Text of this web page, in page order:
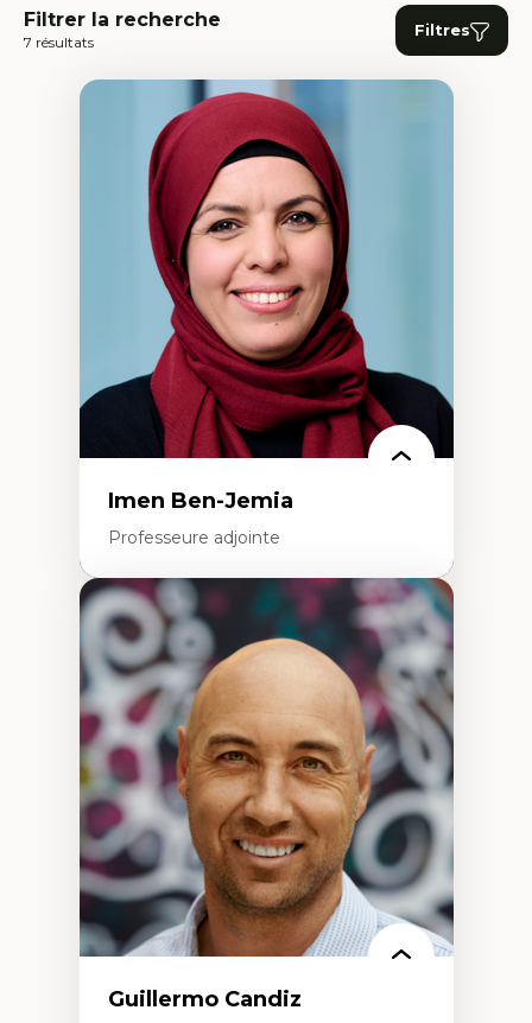
Filtrer la recherche
7 résultats
Filtres
Imen Ben-Jemia
Professeure adjointe
Expertises
Discours sur la ville et représentations
Mosquées, formes et usages au Canada
Reconnaissance et représentations des
communautés immigrantes dans l'espace
urbain
Design architectural et urbain
Patrimoine et patrimonialisation
Études postcoloniales et décolonisation des
savoirs
Guillermo Candiz